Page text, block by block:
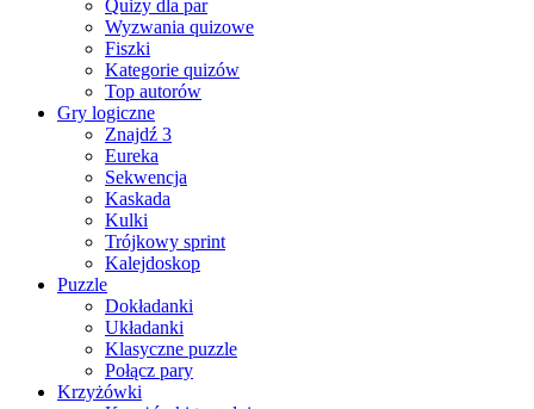
Quizy dla par
Wyzwania quizowe
Fiszki
Kategorie quizów
Top autorów
Gry logiczne
Znajdź 3
Eureka
Sekwencja
Kaskada
Kulki
Trójkowy sprint
Kalejdoskop
Puzzle
Dokładanki
Układanki
Klasyczne puzzle
Połącz pary
Krzyżówki